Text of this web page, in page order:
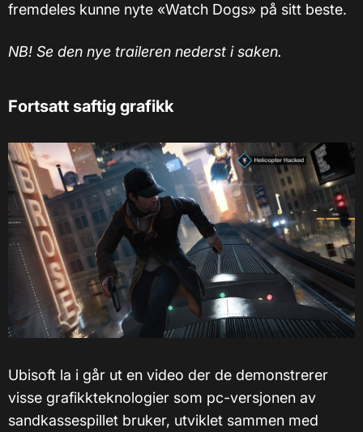
fremdeles kunne nyte «Watch Dogs» på sitt beste.
NB! Se den nye traileren nederst i saken.
Fortsatt saftig grafikk
Ubisoft la i går ut en video der de demonstrerer
visse grafikkteknologier som pc-versjonen av
sandkassespillet bruker, utviklet sammen med